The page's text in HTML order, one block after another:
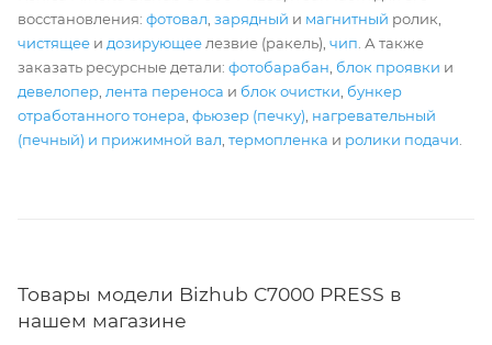
восстановления: фотовал зарядный и магнитный ролик,
чистящее и дозирующее лезвие (ракель), чип . А также
заказать ресурсные детали: фотобарабан блок проявки и
девелопер лента переноса и блок очистки бункер
отработанного тонера фьюзер (печку) нагревательный
(печный) и прижимной вал термопленка и ролики подачи
Товары модели Bizhub C7000 PRESS в
нашем магазине